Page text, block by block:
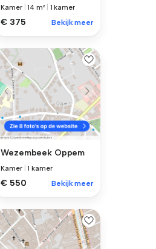
Kamer |14 m² 1 kamer
€ 375 Bekijk meer
Wezembeek Oppem
Kamer |1 kamer
€ 550 Bekijk meer